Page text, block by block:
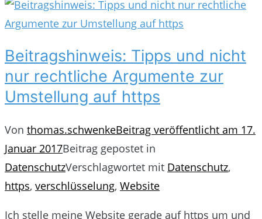
Beitragshinweis: Tipps und nicht
nur rechtliche Argumente zur
Umstellung auf https
Von thomas.schwenkeBeitrag veröffentlicht am 17.
Januar 2017Beitrag gepostet in
DatenschutzVerschlagwortet mit Datenschutz,
https, verschlüsselung, Website
Ich stelle meine Website gerade auf https um und